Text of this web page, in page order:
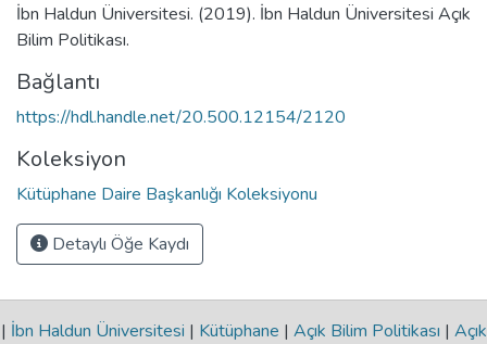
İbn Haldun Üniversitesi. (2019). İbn Haldun Üniversitesi Açık
Bilim Politikası.
Bağlantı
https://hdl.handle.net/20.500.12154/2120
Koleksiyon
Kütüphane Daire Başkanlığı Koleksiyonu
Detaylı Öğe Kaydı
| İbn Haldun Üniversitesi | Kütüphane | Açık Bilim Politikası | Açık